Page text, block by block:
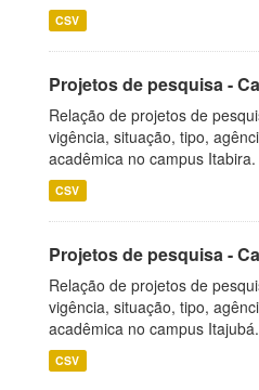
CSV
Projetos de pesquisa -
Relação de projetos de
vigência, situação, tipo,
acadêmica no campus Itabira.
CSV
Projetos de pesquisa -
Relação de projetos de
vigência, situação, tipo,
acadêmica no campus Itajubá.
CSV